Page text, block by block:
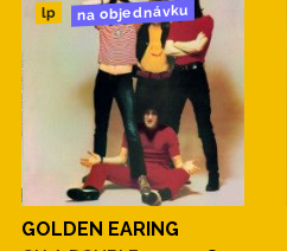
lp na objednávku
GOLDEN EARING